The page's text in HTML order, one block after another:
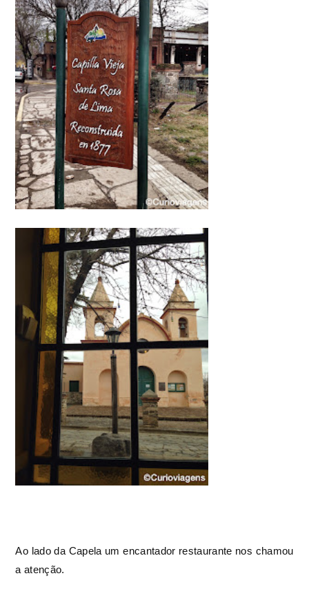
Ao lado da Capela um encantador restaurante nos chamou
a atenção.